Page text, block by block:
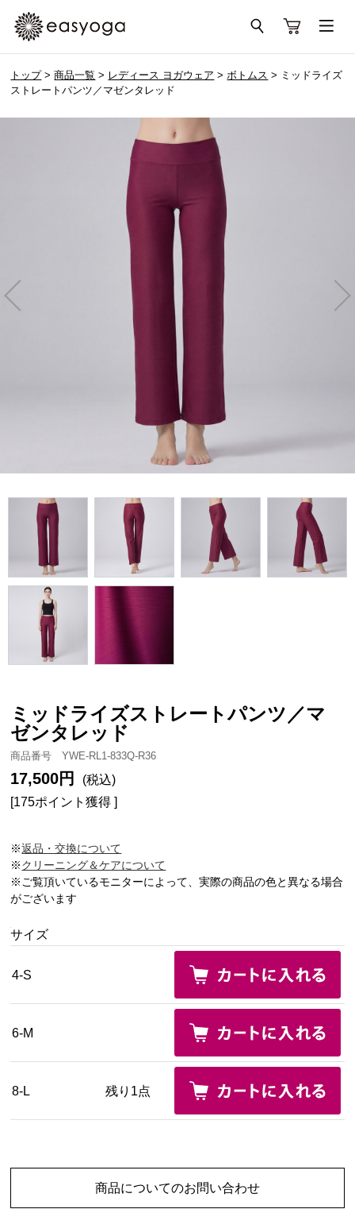
トップ>商品一覧 > レディース ヨガウェア >ボトムス > ミッドライズ
ストレートパンツ／マゼンタレッド
ミッドライズストレートパンツ／マ
ゼンタレッド
商品番号 YWE-RL1-833Q-R36
17,500円
(税込)
[175ポイント獲得 ]
※返品・交換について
※クリーニング＆ケアについて
※ご覧頂いているモニターによって、実際の商品の色と異なる場合
がございます
サイズ
4-S
6-M
8-L 残り1点
商品についてのお問い合わせ